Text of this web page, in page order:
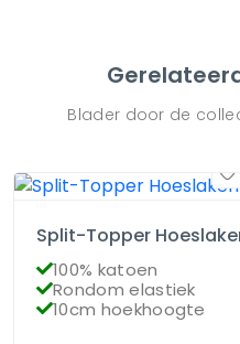
Blader door de
Split-Topper
100% katoen
Rondom elastiek
10cm hoekhoogte